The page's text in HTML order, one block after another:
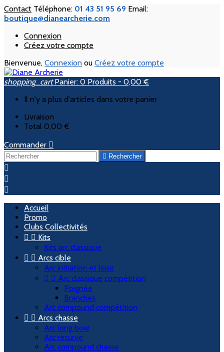
Contact Téléphone: 01 43 51 95 69 Email:
boutique@dianearcherie.com
Connexion
Créez votre compte
Bienvenue, Connexion ou Créez votre compte
shopping_cart Panier: 0 Produits - 0,00 €
Il n'y a plus d'articles dans votre panier
Livraison
Total 0,00 €
Commander 
 Rechercher



Accueil
Promo
Clubs Collectivités
  Kits
Kits arc classique
  Arcs cible
Arc initiation et loisir
  Arc classique compétition
Poignée
Branches
Arc compound compétition
  Arcs chasse
Arc long bow
Arc recurve
Arc compound chasse